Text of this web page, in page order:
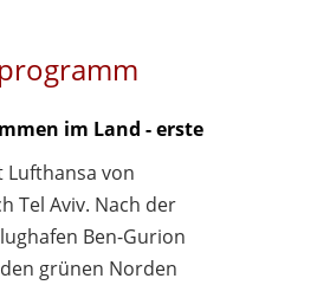
im Land - erste
Lufthansa von
Tel Aviv. Nach der
Ben-Gurion
grünen Norden